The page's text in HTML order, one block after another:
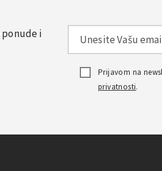
i
Prijavom na
privatnosti.